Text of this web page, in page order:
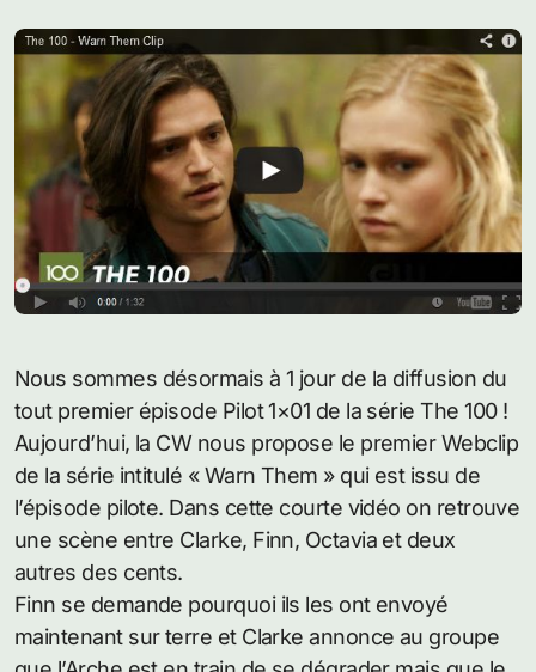
Nous sommes désormais à 1 jour de la diffusion du
tout premier épisode Pilot 1×01 de la série The 100 !
Aujourd’hui, la CW nous propose le premier Webclip
de la série intitulé « Warn Them » qui est issu de
l’épisode pilote. Dans cette courte vidéo on retrouve
une scène entre Clarke, Finn, Octavia et deux
autres des cents.
Finn se demande pourquoi ils les ont envoyé
maintenant sur terre et Clarke annonce au groupe